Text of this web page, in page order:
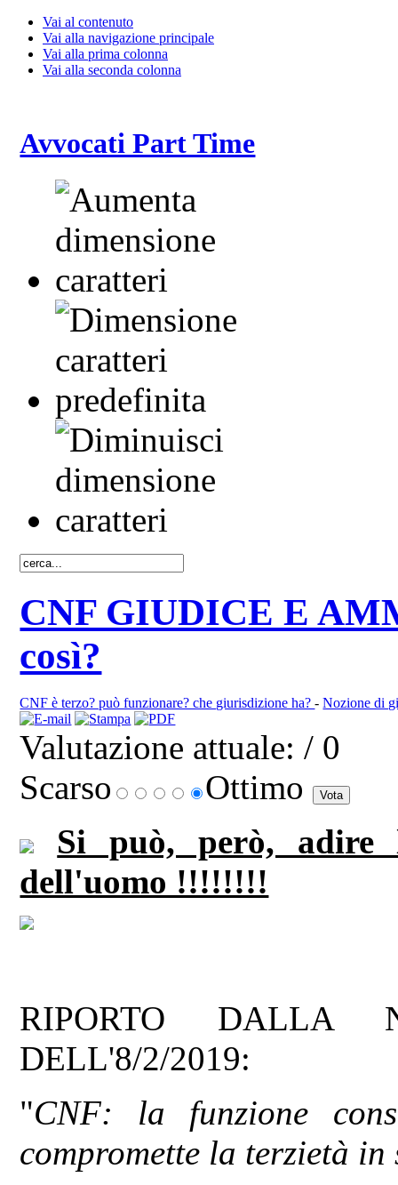
Vai al contenuto
Vai alla navigazione principale
Vai alla prima colonna
Vai alla seconda colonna
Avvocati Part Time
CNF GIUDICE E
così?
CNF è terzo? può funzionare? che giurisdizione ha?-Nozione di
Valutazione attuale: / 0
Scarso
Ottimo
Si può, però,
dell'uomo !!!!!!!!
RIPORTO DALLA
DELL'8/2/2019:
"CNF: la funzione
compromette la terzietà